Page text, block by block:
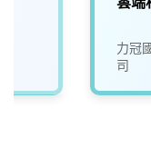
力冠
司